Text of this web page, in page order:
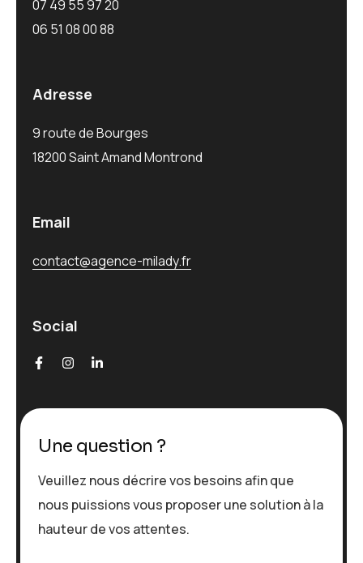
07 49 55 97 20
06 51 08 00 88
Adresse
9 route de Bourges
18200 Saint Amand Montrond
Email
contact@agence-milady.fr
Social
Une question ?
Veuillez nous décrire vos besoins afin que
nous puissions vous proposer une solution à la
hauteur de vos attentes.